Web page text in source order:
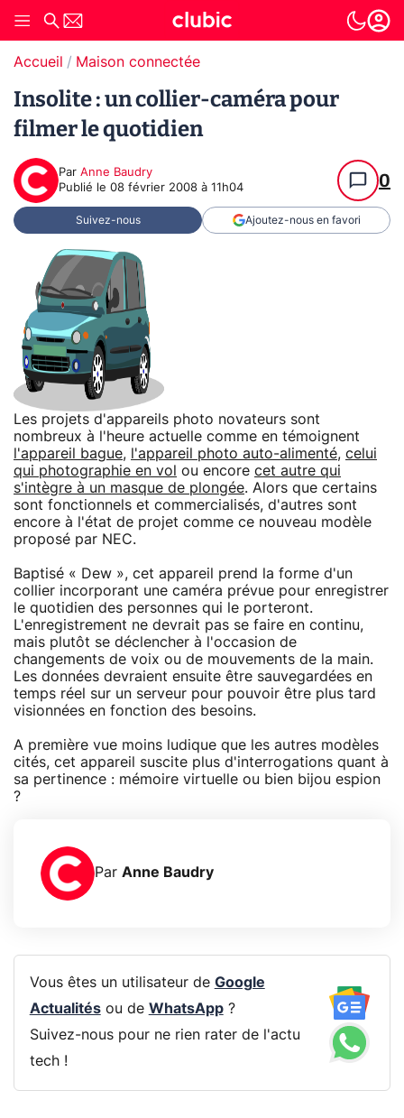
Accueil Maison connectée
Insolite : un collier-caméra pour
filmer le quotidien
Par Anne Baudry
Publié le 08 février 2008 à 11h04 0
Suivez-nous Ajoutez-nous en favori
Les projets d'appareils photo novateurs sont
nombreux à l'heure actuelle comme en témoignent
l'appareil bague, l'appareil photo auto-alimenté, celui
qui photographie en vol
ou encore cet autre qui
s'intègre à un masque de plongée. Alors que certains
sont fonctionnels et commercialisés, d'autres sont
encore à l'état de projet comme ce nouveau modèle
proposé par NEC.
Baptisé « Dew », cet appareil prend la forme d'un
collier incorporant une caméra prévue pour enregistrer
le quotidien des personnes qui le porteront.
L'enregistrement ne devrait pas se faire en continu,
mais plutôt se déclencher à l'occasion de
changements de voix ou de mouvements de la main.
Les données devraient ensuite être sauvegardées en
temps réel sur un serveur pour pouvoir être plus tard
visionnées en fonction des besoins.
A première vue moins ludique que les autres modèles
cités, cet appareil suscite plus d'interrogations quant à
sa pertinence : mémoire virtuelle ou bien bijou espion
?
Par Anne Baudry
Vous êtes un utilisateur de Google
Actualitésou de WhatsApp?
Suivez-nous pour ne rien rater de l'actu
tech !